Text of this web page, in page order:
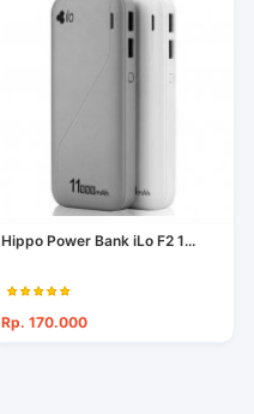
Hippo Power Bank iLo F2 1...
Rp. 170.000